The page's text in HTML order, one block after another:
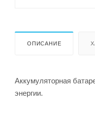
ОПИСАНИЕ
Аккумуляторная
энергии.